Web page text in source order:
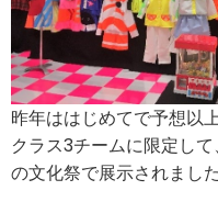
昨年ははじめてで予想以
クラス3チームに限定して
の文化祭で展示されました